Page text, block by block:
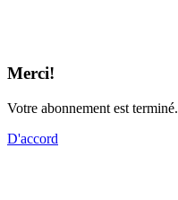
Merci!
Votre abonnement est terminé.
D'accord